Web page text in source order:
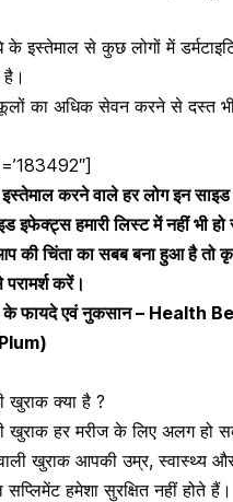
इस्तेमाल से कुछ लोगों में
का अधिक सेवन करने से दस्त
करने वाले हर लोग इन
हमारी लिस्ट में नहीं भी
की चिंता का सबब बना हुआ है तो
परामर्श करें।
के फायदे एवं नुकसान – Health
खुराक क्या है ?
खुराक हर मरीज के लिए अलग हो
खुराक आपकी उम्र, स्वास्थ्य
सप्लिमेंट हमेशा सुरक्षित नहीं होते